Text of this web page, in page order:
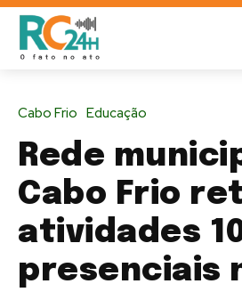
Cabo Frio Educação
Rede
Cabo Frio
atividades
presenciais